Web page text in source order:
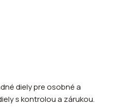
diely pre osobné a
s kontrolou a zárukou.